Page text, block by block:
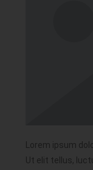
Lorem ipsum
Ut elit tellus,